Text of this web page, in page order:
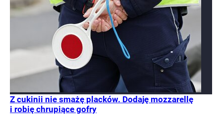
Z cukinii nie smażę placków. Dodaję mozzarellę
i robię chrupiące gofry